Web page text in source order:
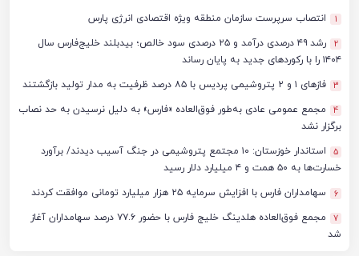
1 انتصاب سرپرست سازمان منطقه ویژه اقتصادی انرژی پارس
2
رشد ۴۹ درصدی درآمد و ۲۵ درصدی سود خالص؛ بیدبلند خلیج‌فارس سال
۱۴۰۴ را با رکوردهای جدید به پایان رساند
3 فازهای ۱ و ۲ پتروشیمی پردیس با ۸۵ درصد ظرفیت به مدار تولید بازگشتند
4
مجمع عمومی عادی به‌طور فوق‌العاده «فارس» به دلیل نرسیدن به حد نصاب
برگزار نشد
5
استاندار خوزستان: ۱۰ مجتمع پتروشیمی در جنگ آسیب دیدند/ برآورد
خسارت‌ها به ۵۰ همت و ۴ میلیارد دلار رسید
6 سهامداران فارس با افزایش سرمایه ۲۵ هزار میلیارد تومانی موافقت کردند
7
مجمع فوق‌العاده هلدینگ خلیج فارس با حضور ۷۷.۶ درصد سهامداران آغاز
شد